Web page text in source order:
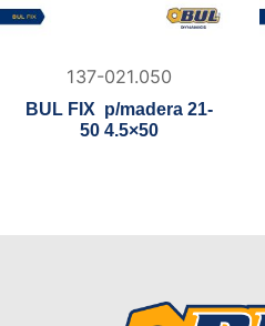
137-021.050
BUL FIX p/madera 21-
50 4.5×50